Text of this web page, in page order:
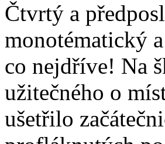
Čtvrtý a
monotématický
co nejdříve! Na
užitečného o
ušetřilo